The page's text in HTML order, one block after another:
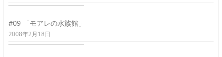
#09 「モアレの水族館」
2008年2月18日